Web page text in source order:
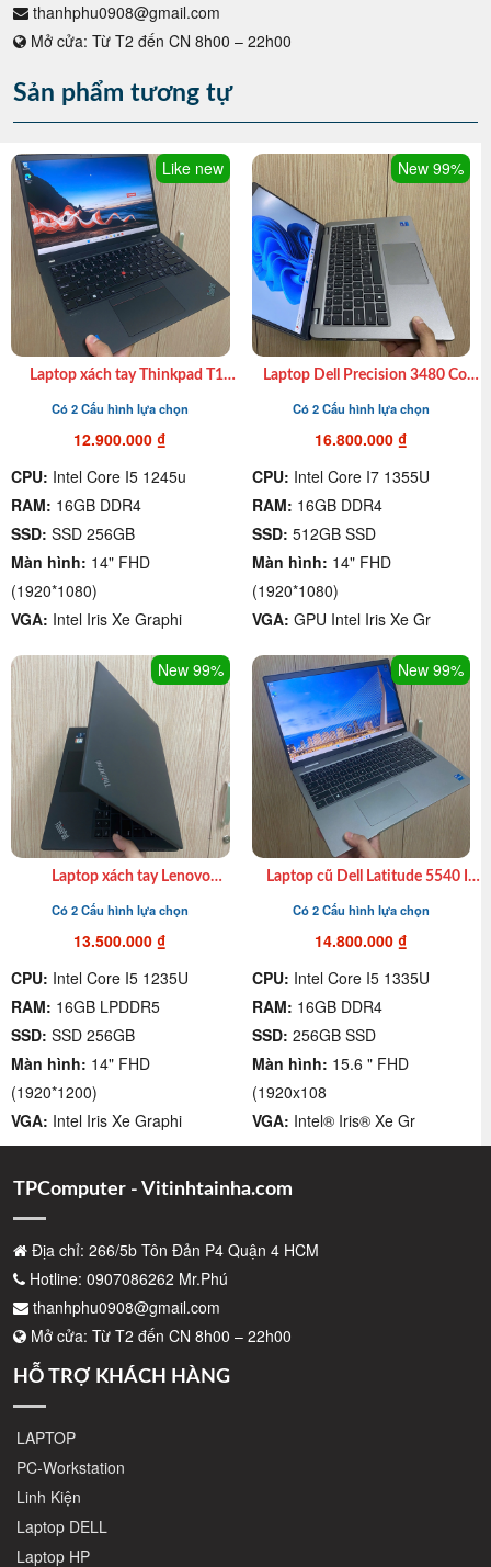
thanhphu0908@gmail.com
Mở cửa: Từ T2 đến CN 8h00 – 22h00
Sản phẩm tương tự
Like new
Laptop xách tay Thinkpad T14
SSD 256GB| 14″ FHD giá rẻ
quận 4
Có 2 Cấu hình lựa chọn
12.900.000₫
CPU: Intel Core I5 1245u
RAM: 16GB DDR4
SSD: SSD 256GB
Màn hình: 14" FHD
(1920*1080)
VGA: Intel Iris Xe Graphi
New 99%
Laptop Dell Precision 3480 Core
SSD|14″ FHD|VGA Onboard cũ
giá rẻ Quận 4
Có 2 Cấu hình lựa chọn
16.800.000 ₫
CPU: Intel Core I7 1355U
RAM: 16GB DDR4
SSD: 512GB SSD
Màn hình: 14" FHD
(1920*1080)
VGA: GPU Intel Iris Xe Gr
New 99%
Laptop xách tay Lenovo
1265U| Ram 16GB| SSD 512GB|
14″ FHD giá rẻ quận 4
Có 2 Cấu hình lựa chọn
13.500.000₫
CPU: Intel Core I5 1235U
RAM: 16GB LPDDR5
SSD: SSD 256GB
Màn hình: 14" FHD
(1920*1200)
VGA: Intel Iris Xe Graphi
New 99%
Laptop cũ Dell Latitude 5540 I7
512GB| 15.6 inch FHD giá rẻ
Có 2 Cấu hình lựa chọn
14.800.000 ₫
CPU: Intel Core I5 1335U
RAM: 16GB DDR4
SSD: 256GB SSD
Màn hình: 15.6 " FHD
(1920x108
VGA: Intel® Iris® Xe Gr
TPComputer - Vitinhtainha.com
Địa chỉ: 266/5b Tôn Đản P4 Quận 4 HCM
Hotline: 0907086262 Mr.Phú
thanhphu0908@gmail.com
Mở cửa: Từ T2 đến CN 8h00 – 22h00
HỖ TRỢ KHÁCH HÀNG
LAPTOP
PC-Workstation
Linh Kiện
Laptop DELL
Laptop HP